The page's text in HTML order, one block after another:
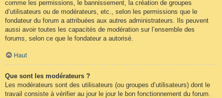
comme les permissions, le bannissement, la création de groupes
d’utilisateurs ou de modérateurs, etc., selon les permissions que le
fondateur du forum a attribuées aux autres administrateurs. Ils peuvent
aussi avoir toutes les capacités de modération sur l’ensemble des
forums, selon ce que le fondateur a autorisé.
Haut
Que sont les modérateurs ?
Les modérateurs sont des utilisateurs (ou groupes d’utilisateurs) dont le
travail consiste à vérifier au jour le jour le bon fonctionnement du forum.